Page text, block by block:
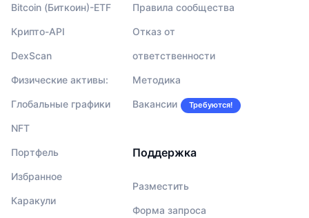
Bitcoin (Биткоин)-ETF
Крипто-API
DexScan
Физические активы:
Глобальные графики
NFT
Портфель
Избранное
Каракули
Правила сообщества
Отказ от
ответственности
Методика
Вакансии Требуются!
Поддержка
Разместить
Форма запроса